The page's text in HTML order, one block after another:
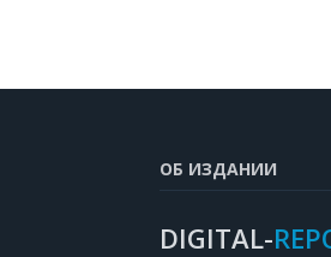
ОБ ИЗДАНИИ
DIGITAL-